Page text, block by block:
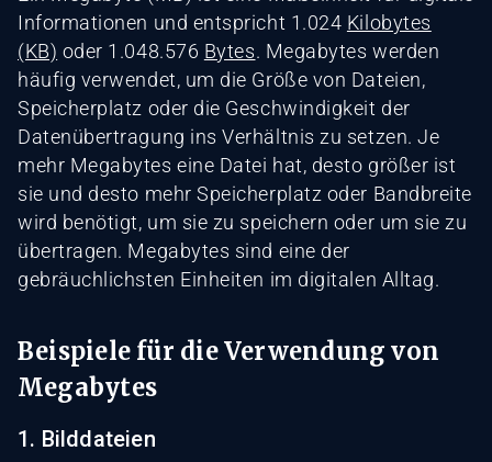
Informationen und entspricht 1.024 Kilobytes
(KB) oder 1.048.576 Bytes. Megabytes werden
häufig verwendet, um die Größe von Dateien,
Speicherplatz oder die Geschwindigkeit der
Datenübertragung ins Verhältnis zu setzen. Je
mehr Megabytes eine Datei hat, desto größer ist
sie und desto mehr Speicherplatz oder Bandbreite
wird benötigt, um sie zu speichern oder um sie zu
übertragen. Megabytes sind eine der
gebräuchlichsten Einheiten im digitalen Alltag.
Beispiele für die Verwendung von
Megabytes
1. Bilddateien